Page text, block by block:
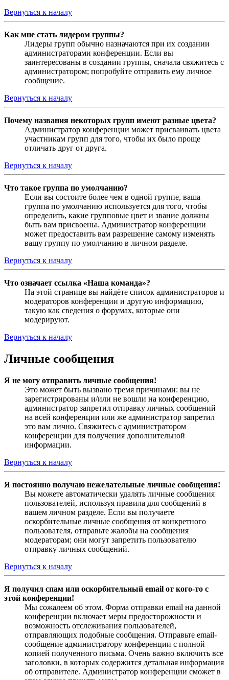
Вернуться к началу
Как мне стать лидером группы?
Лидеры групп обычно назначаются при их создании
администраторами конференции. Если вы
заинтересованы в создании группы, сначала свяжитесь с
администратором; попробуйте отправить ему личное
сообщение.
Вернуться к началу
Почему названия некоторых групп имеют разные цвета?
Администратор конференции может присваивать цвета
участникам групп для того, чтобы их было проще
отличать друг от друга.
Вернуться к началу
Что такое группа по умолчанию?
Если вы состоите более чем в одной группе, ваша
группа по умолчанию используется для того, чтобы
определить, какие групповые цвет и звание должны
быть вам присвоены. Администратор конференции
может предоставить вам разрешение самому изменять
вашу группу по умолчанию в личном разделе.
Вернуться к началу
Что означает ссылка «Наша команда»?
На этой странице вы найдёте список администраторов и
модераторов конференции и другую информацию,
такую как сведения о форумах, которые они
модерируют.
Вернуться к началу
Личные сообщения
Я не могу отправить личные сообщения!
Это может быть вызвано тремя причинами: вы не
зарегистрированы и/или не вошли на конференцию,
администратор запретил отправку личных сообщений
на всей конференции или же администратор запретил
это вам лично. Свяжитесь с администратором
конференции для получения дополнительной
информации.
Вернуться к началу
Я постоянно получаю нежелательные личные сообщения!
Вы можете автоматически удалять личные сообщения
пользователей, используя правила для сообщений в
вашем личном разделе. Если вы получаете
оскорбительные личные сообщения от конкретного
пользователя, отправьте жалобы на сообщения
модераторам; они могут запретить пользователю
отправку личных сообщений.
Вернуться к началу
Я получил спам или оскорбительный email от кого-то с
этой конференции!
Мы сожалеем об этом. Форма отправки email на данной
конференции включает меры предосторожности и
возможность отслеживания пользователей,
отправляющих подобные сообщения. Отправьте email-
сообщение администратору конференции с полной
копией полученного письма. Очень важно включить все
заголовки, в которых содержится детальная информация
об отправителе. Администратор конференции сможет в